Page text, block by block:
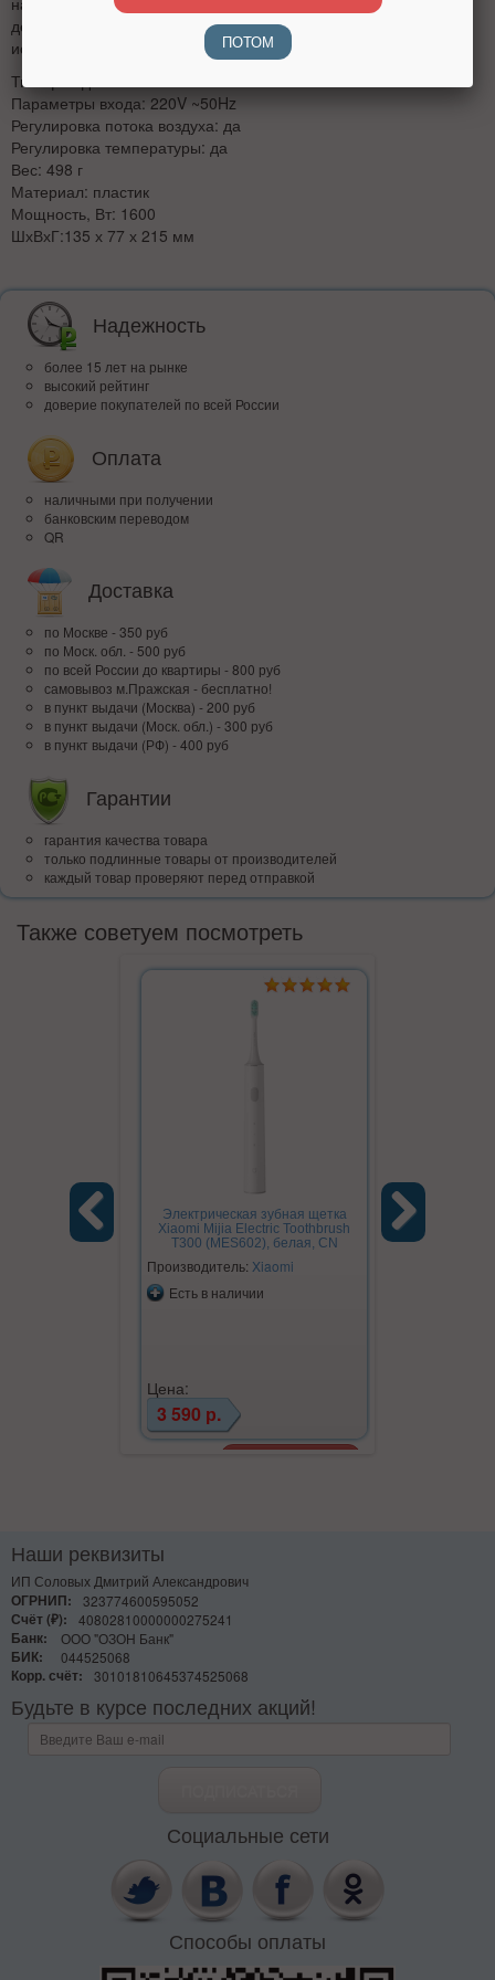
делая фен не только удобным, но и приятным для
использования.
Тип: фен для волос
Параметры входа: 220V ~50Hz
Регулировка потока воздуха: да
Регулировка температуры: да
Вес: 498 г
Материал: пластик
Мощность, Вт: 1600
ШхВхГ:135 х 77 х 215 мм
Надежность
более 15 лет на рынке
высокий рейтинг
доверие покупателей по всей России
Оплата
наличными при получении
банковским переводом
QR
Доставка
по Москве - 350 руб
по Моск. обл. - 500 руб
по всей Росcии до квартиры - 800 руб
самовывоз м.Пражская - бесплатно!
в пункт выдачи (Москва) - 200 руб
в пункт выдачи (Моск. обл.) - 300 руб
в пункт выдачи (РФ) - 400 руб
Гарантии
гарантия качества товара
только подлинные товары от производителей
каждый товар проверяют перед отправкой
Также советуем посмотреть
Электрическая зубная щетка
Xiaomi Mijia Electric Toothbrush
T300 (MES602), белая, CN
Производитель: Xiaomi
Есть в наличии
Цена:
3 590 р.
Наши реквизиты
ИП Соловых Дмитрий Александрович
ОГРНИП:
323774600595052
Счёт (₽):
40802810000000275241
Банк:
ООО "ОЗОН Банк"
БИК:
044525068
Корр. счёт:
30101810645374525068
Будьте в курсе последних акций!
Социальные сети
Способы оплаты
ПОТОМ